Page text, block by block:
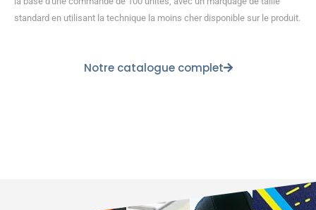
standard en utilisant la technique la moins cher disponible sur le produit.
Notre catalogue complet